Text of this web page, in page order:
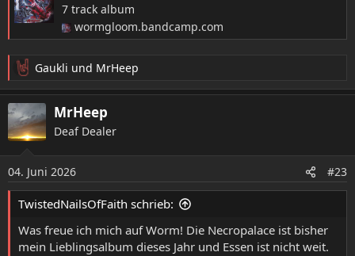
7 track album
wormgloom.bandcamp.com
R
e
a
k
t
o
n
e
Gaukli und MrHeep
MrHeep
Deaf Dealer
04. Juni 2026 #23
TwistedNailsOfFaith schrieb:
Was freue ich mich auf Worm! Die Necropalace ist bisher
mein Lieblingsalbum dieses Jahr und Essen ist nicht weit.